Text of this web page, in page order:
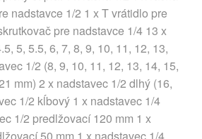
nadstavce 1/2 1 x T vrátidlo pre
pre nadstavce 1/4 13 x
5, 5.5, 6, 7, 8, 9, 10, 11, 12, 13,
1/2 (8, 9, 10, 11, 12, 13, 14, 15,
mm) 2 x nadstavec 1/2 dlhý (16,
1/2 kĺbový 1 x nadstavec 1/4
1/2 predlžovací 120 mm 1 x
50 mm 1 x nadstavec 1/4